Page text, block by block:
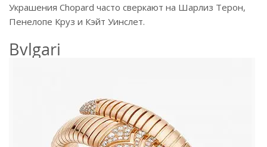
Украшения Chopard часто сверкают на Шарлиз Терон,
Пенелопе Круз и Кэйт Уинслет.
Bvlgari